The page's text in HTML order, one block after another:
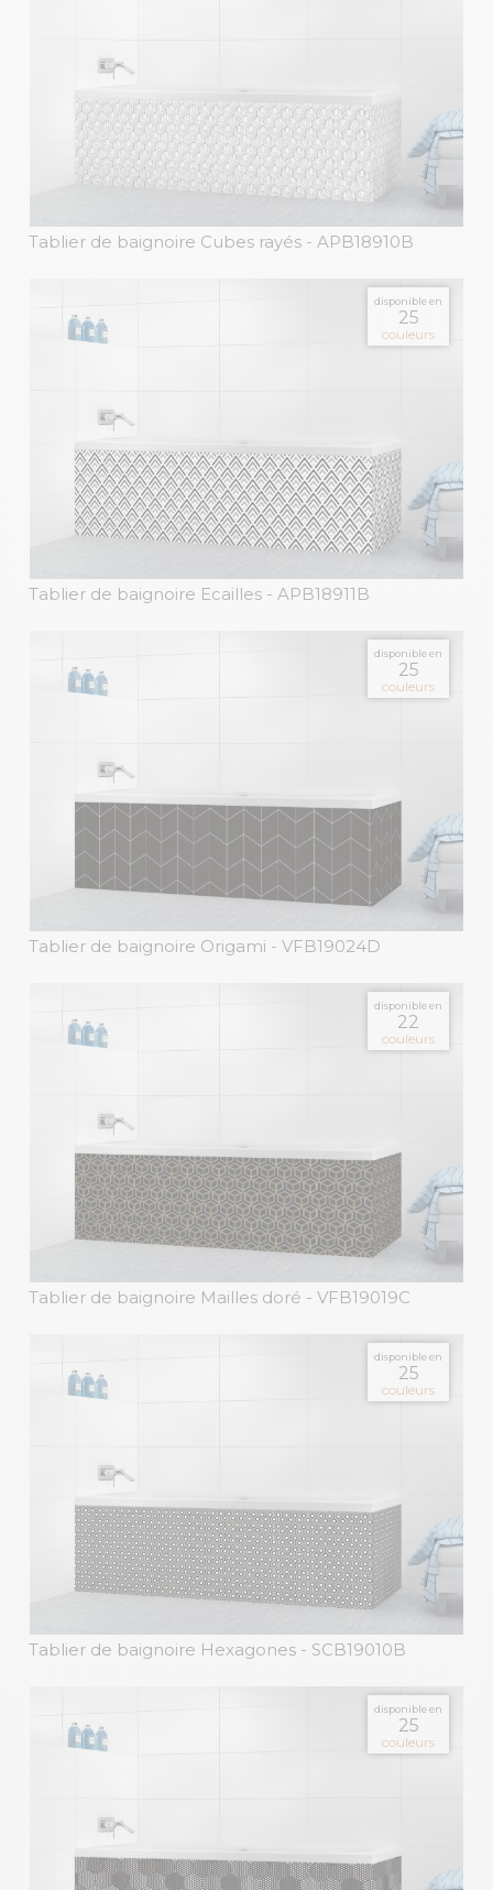
Tablier de baignoire Cubes rayés - APB18910B
disponible en
25
couleurs
Tablier de baignoire Ecailles - APB18911B
disponible en
25
couleurs
Tablier de baignoire Origami - VFB19024D
disponible en
22
couleurs
Tablier de baignoire Mailles doré - VFB19019C
disponible en
25
couleurs
Tablier de baignoire Hexagones - SCB19010B
disponible en
25
couleurs